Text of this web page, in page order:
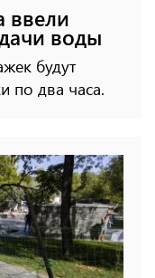
ввели
воды
будут
по два часа.